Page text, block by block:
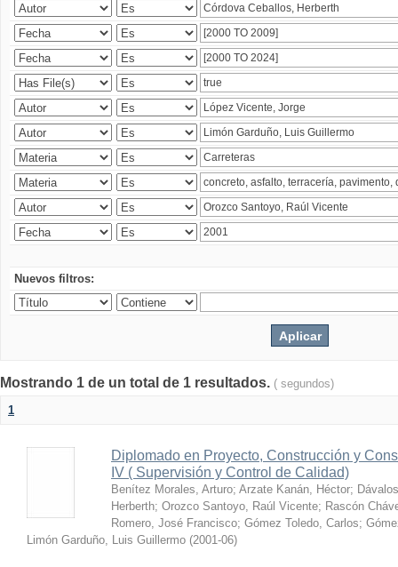
Nuevos filtros:
Mostrando 1 de un total de 1 resultados. ( segundos)
1
Diplomado en Proyecto, Construcción y
IV ( Supervisión y Control de Calidad)
Benítez Morales, Arturo; Arzate Kanán, Héctor;
Herberth; Orozco Santoyo, Raúl Vicente; Rascón
Romero, José Francisco; Gómez Toledo, Carlos;
Limón Garduño, Luis Guillermo (2001-06)